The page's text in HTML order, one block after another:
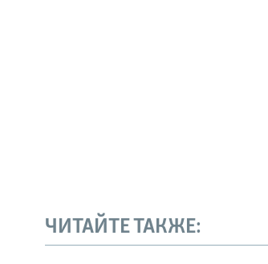
ЧИТАЙТЕ ТАКЖЕ: